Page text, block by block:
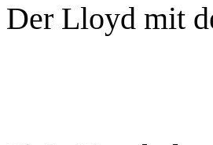
Der Lloyd mit